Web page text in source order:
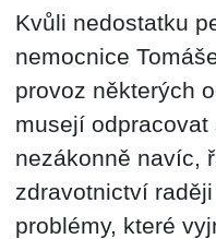
Kvůli nedostatku
nemocnice
provoz některých
musejí
nezákonně navíc,
zdravotnictví
problémy, které